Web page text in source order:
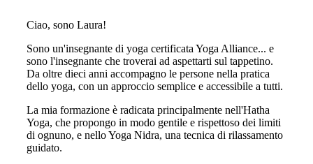
Ciao, sono Laura!
Sono un'insegnante di yoga certificata Yoga Alliance... e
sono l'insegnante che troverai ad aspettarti sul tappetino.
Da oltre dieci anni accompagno le persone nella pratica
dello yoga, con un approccio semplice e accessibile a tutti.
La mia formazione è radicata principalmente nell'Hatha
Yoga, che propongo in modo gentile e rispettoso dei limiti
di ognuno, e nello Yoga Nidra, una tecnica di rilassamento
guidato.